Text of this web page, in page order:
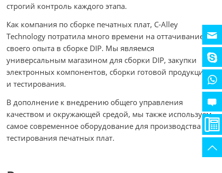
строгий контроль каждого этапа.
Как компания по сборке печатных плат, C-Alley
Technology потратила много времени на оттачивание
своего опыта в сборке DIP. Мы являемся
универсальным магазином для сборки DIP, закупки
электронных компонентов, сборки готовой продукции
и тестирования.
В дополнение к внедрению общего управления
качеством и окружающей средой, мы также используем
самое современное оборудование для производства и
тестирования печатных плат.